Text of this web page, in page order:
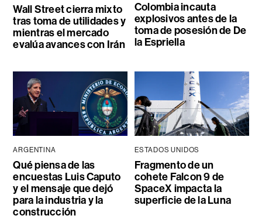
Wall Street cierra mixto
tras toma de utilidades y
mientras el mercado
evalúa avances con Irán
Colombia incauta
explosivos antes de la
toma de posesión de De
la Espriella
ARGENTINA
Qué piensa de las
encuestas Luis Caputo
y el mensaje que dejó
para la industria y la
construcción
ESTADOS UNIDOS
Fragmento de un
cohete Falcon 9 de
SpaceX impacta la
superficie de la Luna